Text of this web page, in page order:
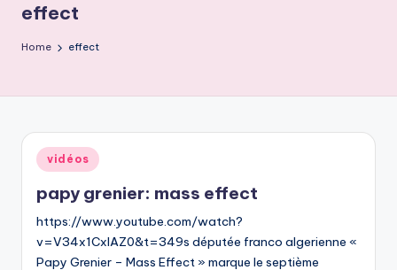
et
complet
français
effect
Home effect
Posted
in
vidéos
papy grenier: mass effect
https://www.youtube.com/watch?
v=V34x1CxlAZ0&t=349s députée franco algerienne «
Papy Grenier – Mass Effect » marque le septième